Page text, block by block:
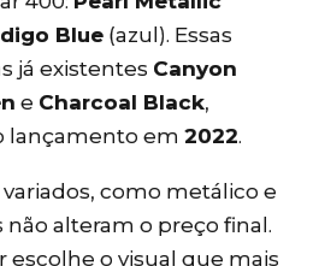
Blue (azul). Essas
já existentes Canyon
e Charcoal Black,
lançamento em 2022.
como metálico e
não alteram o preço final.
escolhe o visual que mais